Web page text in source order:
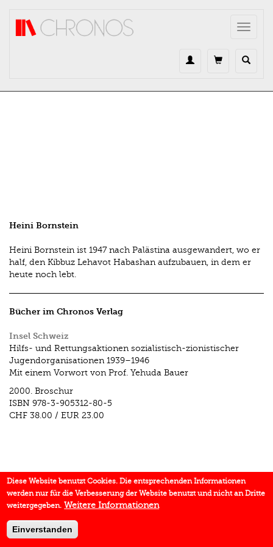
Toggle
Heini Bornstein
Heini Bornstein ist 1947 nach Palästina ausgewandert, wo er
half, den Kibbuz Lehavot Habashan aufzubauen, in dem er
heute noch lebt.
Bücher im Chronos Verlag
Insel Schweiz
Hilfs- und Rettungsaktionen sozialistisch-zionistischer
Jugendorganisationen 1939–1946
Mit einem Vorwort von Prof. Yehuda Bauer
2000. Broschur
ISBN 978-3-905312-80-5
CHF 38.00 / EUR 23.00
Diese Website benutzt Cookies. Die entsprechenden Informationen
werden nur für die Verbesserung der Website benutzt und nicht an Dritte
weitergegeben. Weitere Informationen
Einverstanden